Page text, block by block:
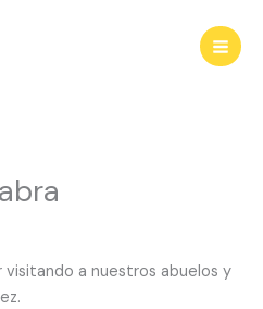
visitando a nuestros abuelos y